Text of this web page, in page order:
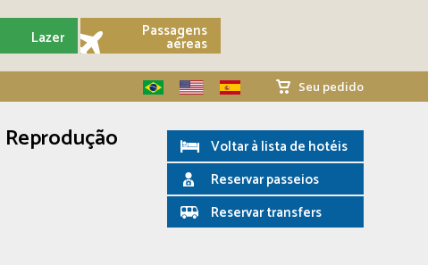
Lazer Passagens
aéreas
Seu pedido
Reprodução
Voltar à lista de hotéis
Reservar passeios
Reservar transfers